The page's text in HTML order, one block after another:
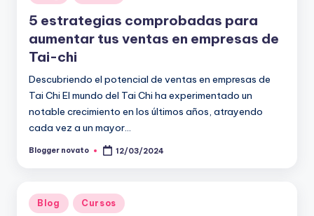
en
5 estrategias comprobadas para
aumentar tus ventas en empresas de
Tai-chi
Descubriendo el potencial de ventas en empresas de
Tai Chi El mundo del Tai Chi ha experimentado un
notable crecimiento en los últimos años, atrayendo
cada vez a un mayor…
Publicado
Blogger novato 12/03/2024
Publicado
Blog Cursos